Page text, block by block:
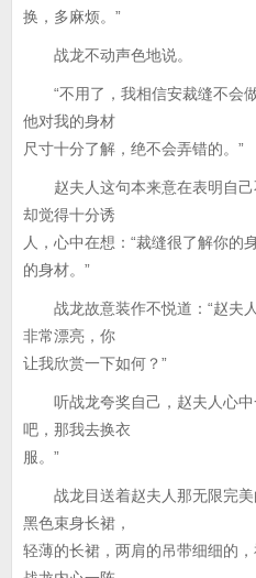
换，多麻烦。”
战龙不动声色地说。
“不用了，我相信安裁缝不会做
他对我的身材
尺寸十分了解，绝不会弄错的。”
赵夫人这句本来意在表明自己
却觉得十分诱
人，心中在想：“裁缝很了解你的
的身材。”
战龙故意装作不悦道：“赵夫
非常漂亮，你
让我欣赏一下如何？”
听战龙夸奖自己，赵夫人心中
吧，那我去换衣
服。”
战龙目送着赵夫人那无限完美
黑色束身长裙，
轻薄的长裙，两肩的吊带细细的